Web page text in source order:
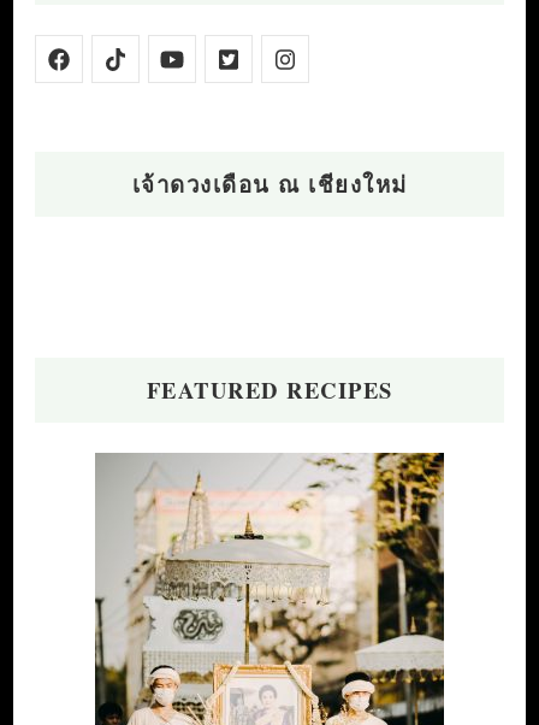
เจ้าดวงเดือน ณ เชียงใหม่
FEATURED RECIPES